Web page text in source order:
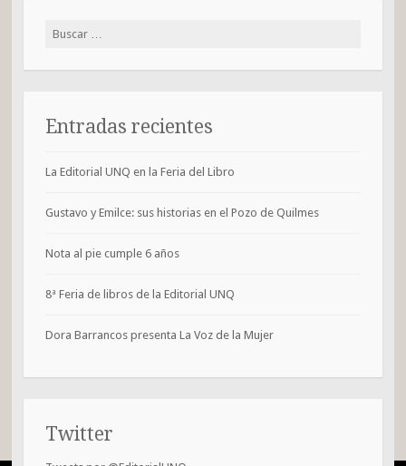
Buscar:
Entradas recientes
La Editorial UNQ en la Feria del Libro
Gustavo y Emilce: sus historias en el Pozo de Quilmes
Nota al pie cumple 6 años
8ª Feria de libros de la Editorial UNQ
Dora Barrancos presenta La Voz de la Mujer
Twitter